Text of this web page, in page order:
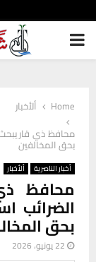
PRIMARY
Home
ألأخبار
محافظ ذي قار يبحث
بحق المخالفين
أخبار الناصرية ألأخبار
محافظ
الضرائب
بحق
22 يونيو، 2026